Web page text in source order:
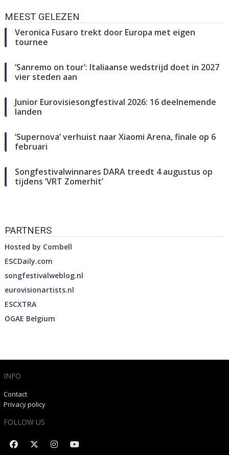
MEEST GELEZEN
Veronica Fusaro trekt door Europa met eigen
tournee
‘Sanremo on tour’: Italiaanse wedstrijd doet in 2027
vier steden aan
Junior Eurovisiesongfestival 2026: 16 deelnemende
landen
‘Supernova’ verhuist naar Xiaomi Arena, finale op 6
februari
Songfestivalwinnares DARA treedt 4 augustus op
tijdens ‘VRT Zomerhit’
PARTNERS
Hosted by Combell
ESCDaily.com
songfestivalweblog.nl
eurovisionartists.nl
ESCXTRA
OGAE Belgium
INFO
Contact
Privacy policy
FOLLOW US